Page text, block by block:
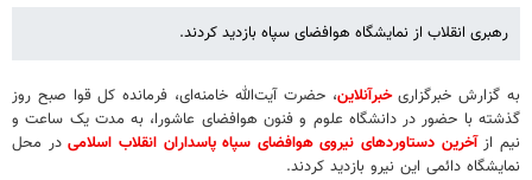
رهبری انقلاب از نمایشگاه هوافضای سپاه بازدید کردند.
به گزارش خبرگزاریخبرآنلاین، حضرت آیت‌الله خامنه‌ای، فرمانده کل قوا صبح روز
گذشته با حضور در دانشگاه علوم و فنون هوافضای عاشورا، به مدت یک ساعت و
نیم از آخرین دستاوردهای نیروی هوافضای سپاه پاسداران انقلاب اسلامیدر محل
نمایشگاه دائمی این نیرو بازدید کردند.